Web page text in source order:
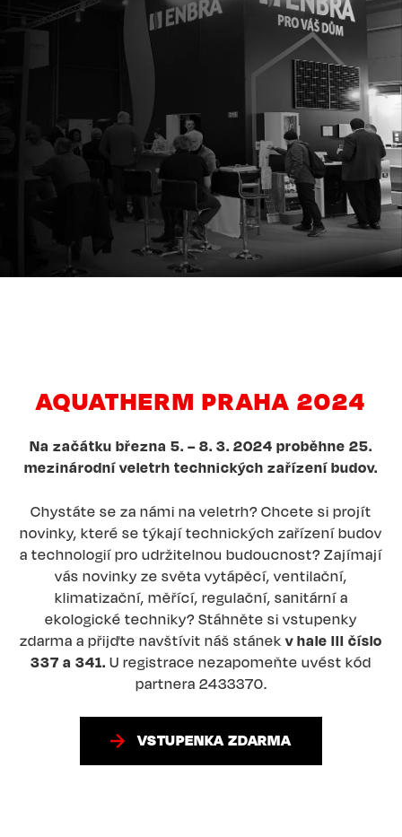
AQUATHERM PRAHA 2024
Na začátku března 5. – 8. 3. 2024 proběhne 25.
mezinárodní veletrh technických zařízení budov.
Chystáte se za námi na veletrh? Chcete si projít
novinky, které se týkají technických zařízení budov
a technologií pro udržitelnou budoucnost? Zajímají
vás novinky ze světa vytápěcí, ventilační,
klimatizační, měřící, regulační, sanitární a
ekologické techniky? Stáhněte si vstupenky
zdarma a přijďte navštívit náš stánekv hale III číslo
337 a 341. U registrace nezapomeňte uvést kód
partnera 2433370.
VSTUPENKA ZDARMA